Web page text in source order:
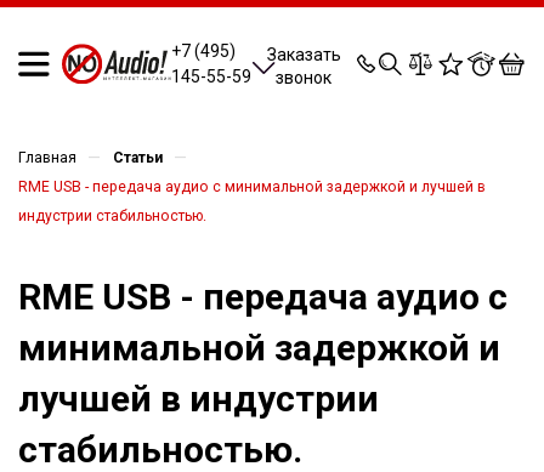
+7 (495)
145-55-59
Заказать
звонок
0 0 0 0
Главная — Статьи —
RME USB - передача аудио с минимальной задержкой и лучшей в
индустрии стабильностью.
RME USB - передача аудио с
минимальной задержкой и
лучшей в индустрии
стабильностью.